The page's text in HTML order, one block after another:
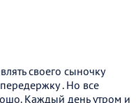
своего сыночку
. Но все
Каждый день утром и